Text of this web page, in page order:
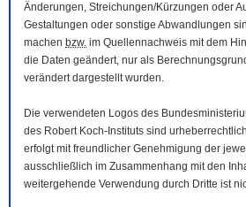
Änderungen, Streichungen/Kürzungen oder
Gestaltungen oder sonstige Abwandlungen
machen bzw. im Quellennachweis mit dem
die Daten geändert, nur als
verändert dargestellt wurden.
Die verwendeten Logos des
des Robert Koch-Instituts sind
erfolgt mit freundlicher Genehmigung der
ausschließlich im Zusammenhang mit den
weitergehende Verwendung durch Dritte ist